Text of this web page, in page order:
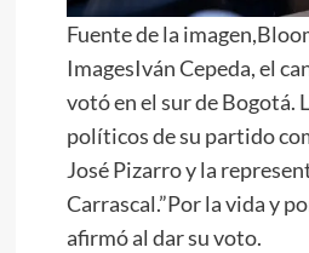
Fuente de la
ImagesIván Cepeda, el
votó en el sur de Bogotá.
políticos de su partido
José Pizarro y la
Carrascal.”Por la vida y
afirmó al dar su voto.